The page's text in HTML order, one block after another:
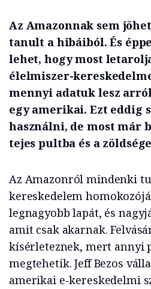
Az Amazonnak sem
tanult a hibáiból. És
lehet, hogy most
élelmiszer-
mennyi adatuk lesz
egy amerikai. Ezt eddig
használni, de most már
tejes pultba és a
Az Amazonról mindenki
kereskedelem
legnagyobb lapát, és
amit csak akarnak.
kísérleteznek, mert annyi
megtehetik. Jeff Bezos
amerikai e-kereskedelmi